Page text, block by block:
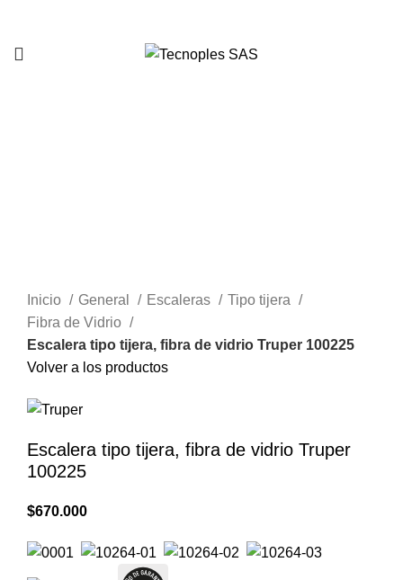
Inicio General Escaleras
Tipo tijera
Fibra de Vidrio
Escalera tipo tijera, fibra de vidrio Truper 100225
Volver a los productos
Escalera tipo tijera, fibra de vidrio Truper
100225
$670.000